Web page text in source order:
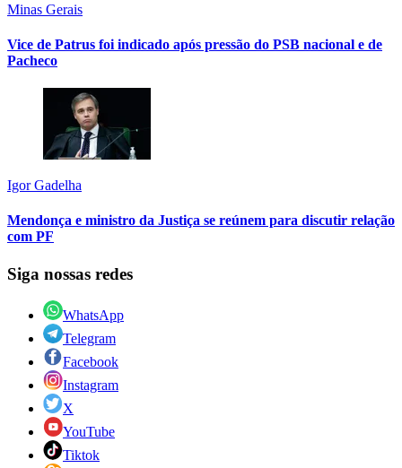
Minas Gerais
Vice de Patrus foi indicado após pressão do PSB nacional e de
Pacheco
Igor Gadelha
Mendonça e ministro da Justiça se reúnem para discutir relação
com PF
Siga nossas redes
WhatsApp
Telegram
Facebook
Instagram
X
YouTube
Tiktok